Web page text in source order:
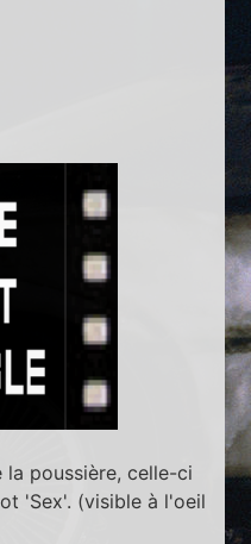
la poussière, celle-ci
'Sex'. (visible à l'oeil